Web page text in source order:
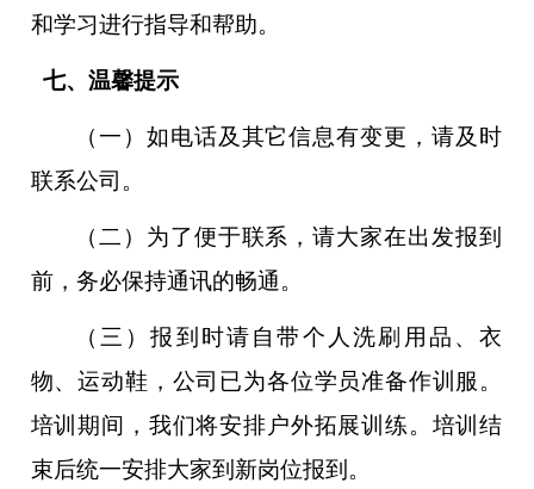
和学习进行指导和帮助。
七、温馨提示
（一）如电话及其它信息有变更，请及时
联系公司。
（二）为了便于联系，请大家在出发报到
前，务必保持通讯的畅通。
（三）报到时请自带个人洗刷用品、衣
物、运动鞋，公司已为各位学员准备作训服。
培训期间，我们将安排户外拓展训练。培训结
束后统一安排大家到新岗位报到。